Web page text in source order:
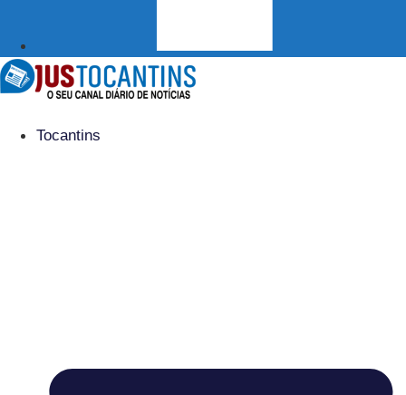
Tocantins